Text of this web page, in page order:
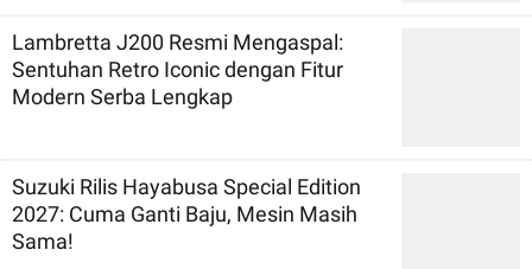
Lambretta J200 Resmi Mengaspal:
Sentuhan Retro Iconic dengan Fitur
Modern Serba Lengkap
Suzuki Rilis Hayabusa Special Edition
2027: Cuma Ganti Baju, Mesin Masih
Sama!